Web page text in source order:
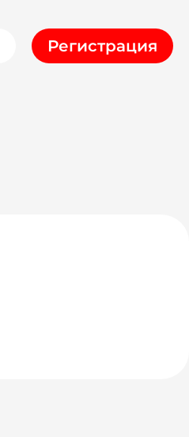
Регистрация